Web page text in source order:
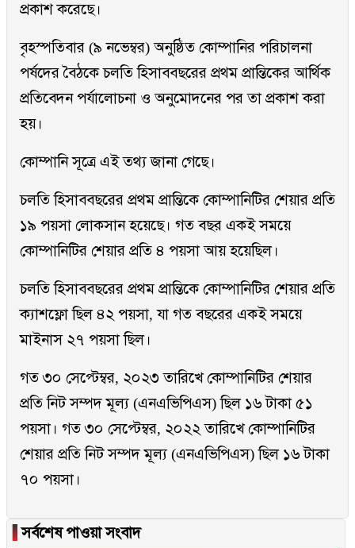
প্রকাশ করেছে।
বৃহস্পতিবার (৯ নভেম্বর) অনুষ্ঠিত কোম্পানির পরিচালনা
পর্ষদের বৈঠকে চলতি হিসাববছরের প্রথম প্রান্তিকের আর্থিক
প্রতিবেদন পর্যালোচনা ও অনুমোদনের পর তা প্রকাশ করা
হয়।
কোম্পানি সূত্রে এই তথ্য জানা গেছে।
চলতি হিসাববছরের প্রথম প্রান্তিকে কোম্পানিটির শেয়ার প্রতি
১৯ পয়সা লোকসান হয়েছে। গত বছর একই সময়ে
কোম্পানিটির শেয়ার প্রতি ৪ পয়সা আয় হয়েছিল।
চলতি হিসাববছরের প্রথম প্রান্তিকে কোম্পানিটির শেয়ার প্রতি
ক্যাশফ্লো ছিল ৪২ পয়সা, যা গত বছরের একই সময়ে
মাইনাস ২৭ পয়সা ছিল।
গত ৩০ সেপ্টেম্বর, ২০২৩ তারিখে কোম্পানিটির শেয়ার
প্রতি নিট সম্পদ মূল্য (এনএভিপিএস) ছিল ১৬ টাকা ৫১
পয়সা। গত ৩০ সেপ্টেম্বর, ২০২২ তারিখে কোম্পানিটির
শেয়ার প্রতি নিট সম্পদ মূল্য (এনএভিপিএস) ছিল ১৬ টাকা
৭০ পয়সা।
▐সর্বশেষ পাওয়া সংবাদ